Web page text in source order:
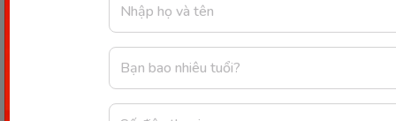
Phương pháp Glenn Doman
(tráo thẻ nhanh)
Glenn Doman